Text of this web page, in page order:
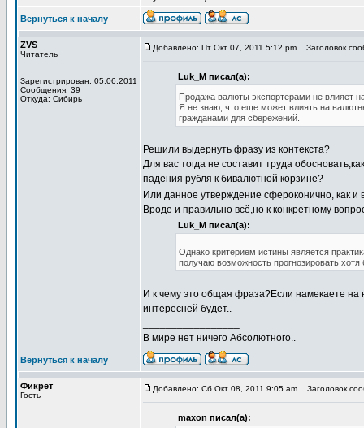
Вернуться к началу
ZVS
Читатель
Зарегистрирован: 05.06.2011
Сообщения: 39
Откуда: Сибирь
Добавлено: Пт Окт 07, 2011 5:12 pm Заголовок
Luk_M писал(а):
Продажа валюты экспортерами не влияет
Я не знаю, что еще может влиять на
гражданами для сбережений.
Решили выдернуть фразу из контекста?
Для вас тогда не составит труда
падения рубля к бивалютной корзине?
Или данное утверждение сфероконично, как и
Вроде и правильно всё,но к конкретному
Luk_M писал(а):
Однако критерием истины является
получаю возможность прогнозировать
И к чему это общая фраза?Если намекаете на
интересней будет..
В мире нет ничего Абсолютного..
Вернуться к началу
Фикрет
Гость
Добавлено: Сб Окт 08, 2011 9:05 am Заголовок
maxon писал(а):